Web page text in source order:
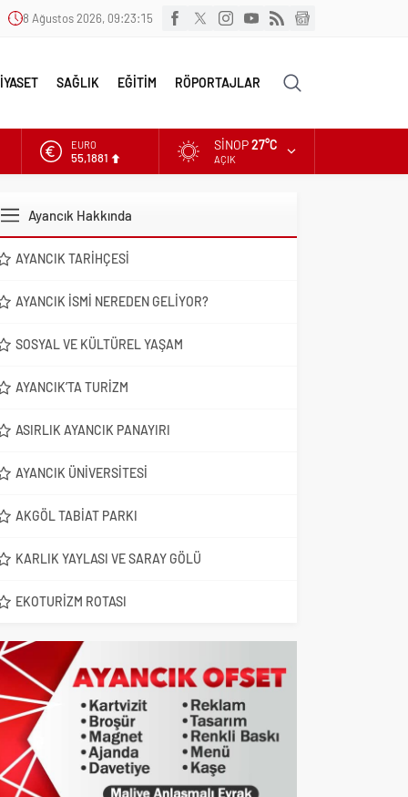
8 Ağustos 2026, 09:23:16
SAĞLIK EĞİTİM RÖPORTAJLAR
EURO
55,1881
DOLAR
47,7111
SINOP27°C
AÇIK
Ayancık Hakkında
AYANCIK TARIHÇESI
AYANCIK İSMI NEREDEN GELIYOR?
SOSYAL VE KÜLTÜREL YAŞAM
AYANCIK’TA TURIZM
ASIRLIK AYANCIK PANAYIRI
AYANCIK ÜNIVERSITESI
AKGÖL TABIAT PARKI
KARLIK YAYLASI VE SARAY GÖLÜ
EKOTURIZM ROTASI